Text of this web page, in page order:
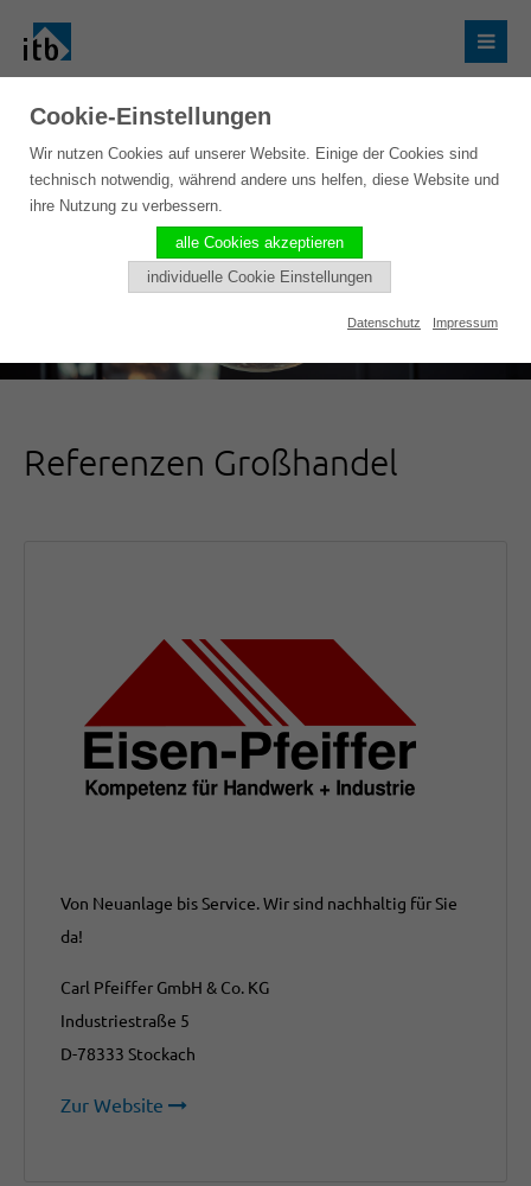
Referenzen Großhandel
Von Neuanlage bis Service. Wir sind nachhaltig für Sie
da!
Carl Pfeiffer GmbH & Co. KG
Industriestraße 5
D-78333 Stockach
Zur Website
Cookie-Einstellungen
Wir nutzen Cookies auf unserer Website. Einige der Cookies sind
technisch notwendig, während andere uns helfen, diese Website und
ihre Nutzung zu verbessern.
alle Cookies akzeptieren
individuelle Cookie Einstellungen
Datenschutz Impressum